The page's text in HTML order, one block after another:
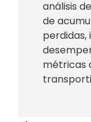
análisis
de
perdidas,
métricas